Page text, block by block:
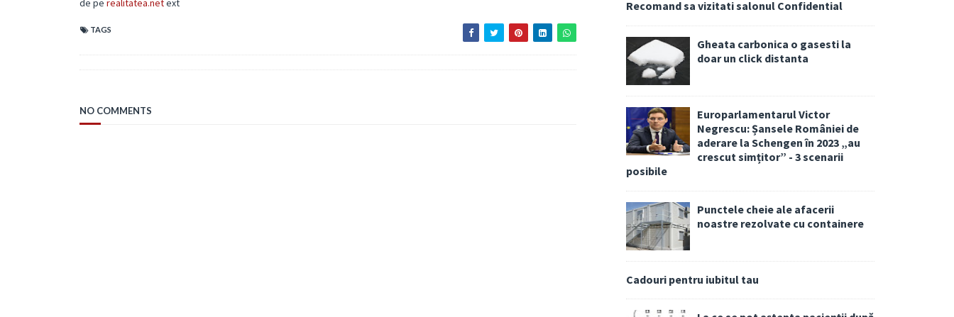
de pe realitatea.netext
TAGS
NO COMMENTS
Recomand sa vizitati salonul Confidential
Gheata carbonica o gasesti la
doar un click distanta
Europarlamentarul Victor
Negrescu: Șansele României de
aderare la Schengen în 2023 „au
crescut simțitor” - 3 scenarii
posibile
Punctele cheie ale afacerii
noastre rezolvate cu containere
Cadouri pentru iubitul tau